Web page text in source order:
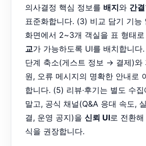
의사결정 핵심 정보를 배지와 간
표준화합니다. (3) 비교 담기 기능
화면에서 2~3개 객실을 표 형태로
교가 가능하도록 UI를 배치합니
단계 축소(게스트 정보 → 결제)와
원, 오류 메시지의 명확한 안내로
합니다. (5) 리뷰·후기는 별도 수
말고, 공식 채널(Q&A 응대 속도,
결, 운영 공지)을 신뢰 UI로 전환
식을 권장합니다.